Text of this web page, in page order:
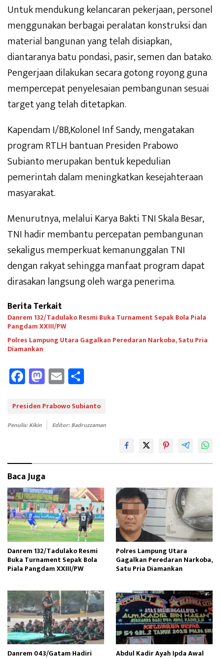
Untuk mendukung kelancaran pekerjaan, personel
menggunakan berbagai peralatan konstruksi dan
material bangunan yang telah disiapkan,
diantaranya batu pondasi, pasir, semen dan batako.
Pengerjaan dilakukan secara gotong royong guna
mempercepat penyelesaian pembangunan sesuai
target yang telah ditetapkan.
Kapendam I/BB,Kolonel Inf Sandy, mengatakan
program RTLH bantuan Presiden Prabowo
Subianto merupakan bentuk kepedulian
pemerintah dalam meningkatkan kesejahteraan
masyarakat.
Menurutnya, melalui Karya Bakti TNI Skala Besar,
TNI hadir membantu percepatan pembangunan
sekaligus memperkuat kemanunggalan TNI
dengan rakyat sehingga manfaat program dapat
dirasakan langsung oleh warga penerima.
Berita Terkait
Danrem 132/Tadulako Resmi Buka Turnament Sepak Bola Piala
Pangdam XXIII/PW
Polres Lampung Utara Gagalkan Peredaran Narkoba, Satu Pria
Diamankan
Fa
ce
b
oo
M
as
to
d
E
m
ail e
Presiden Prabowo Subianto
Penulis: Kikin Editor: Badruzzaman
Baca Juga
Danrem 132/Tadulako Resmi
Buka Turnament Sepak Bola
Piala Pangdam XXIII/PW
Polres Lampung Utara
Gagalkan Peredaran Narkoba,
Satu Pria Diamankan
Danrem 043/Gatam Hadiri Abdul Kadir Ayah Ipda Awal